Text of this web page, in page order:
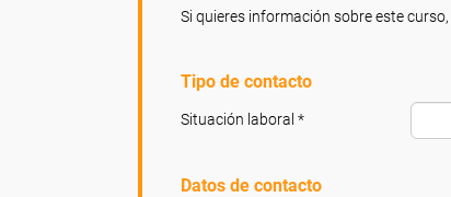
Si quieres información sobre este
Tipo de contacto
Situación laboral *
Datos de contacto